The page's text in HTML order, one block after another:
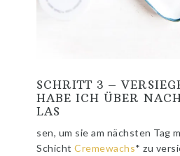
SCHRITT 3 –
HABE ICH ÜBER
LAS
sen, um sie am nächsten Tag
SchichtCremewachs* zu